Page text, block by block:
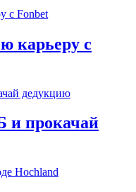
карьеру с
и прокачай